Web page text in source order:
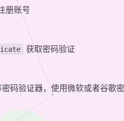
册账号
获取密码验证
码验证器，使用微软或者谷歌